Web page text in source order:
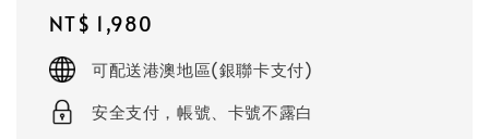
Regular
price
NT$ 1,980
可配送港澳地區(銀聯卡支付)
安全支付，帳號、卡號不露白